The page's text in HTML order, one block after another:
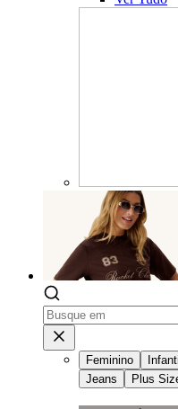
Feminino Infantil
Jeans
Plus